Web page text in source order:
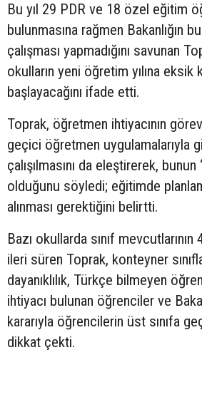
Bu yıl 29 PDR ve 18 özel eğitim
bulunmasına rağmen Bakanlığın
çalışması yapmadığını savunan
okulların yeni öğretim yılına eksik
başlayacağını ifade etti.
Toprak, öğretmen ihtiyacının
geçici öğretmen uygulamalarıyla
çalışılmasını da eleştirerek, bunun
olduğunu söyledi; eğitimde
alınması gerektiğini belirtti.
Bazı okullarda sınıf mevcutlarının
ileri süren Toprak, konteyner
dayanıklılık, Türkçe bilmeyen
ihtiyacı bulunan öğrenciler ve
kararıyla öğrencilerin üst sınıfa
dikkat çekti.